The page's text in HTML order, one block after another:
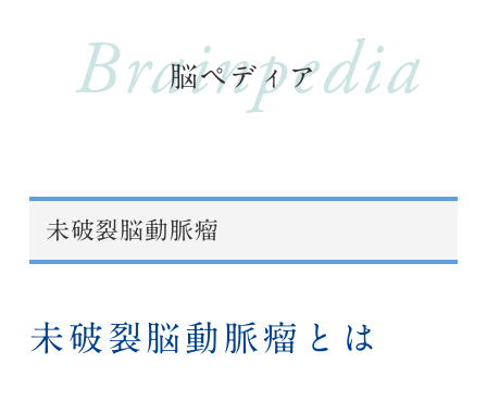
Brainpedia
脳ペディア
未破裂脳動脈瘤
未破裂脳動脈瘤とは